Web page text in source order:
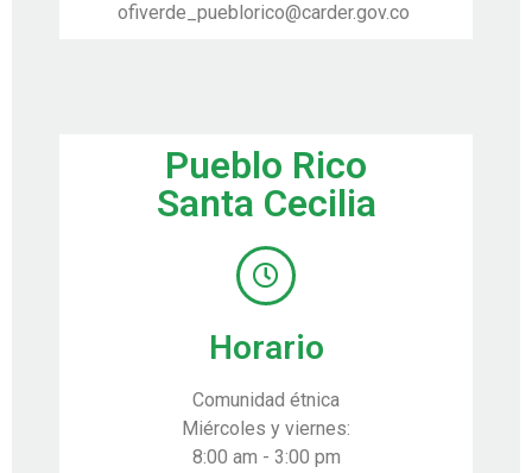
ofiverde_pueblorico@carder.gov.co
Pueblo Rico
Santa Cecilia
Horario
Comunidad étnica
Miércoles y viernes:
8:00 am - 3:00 pm